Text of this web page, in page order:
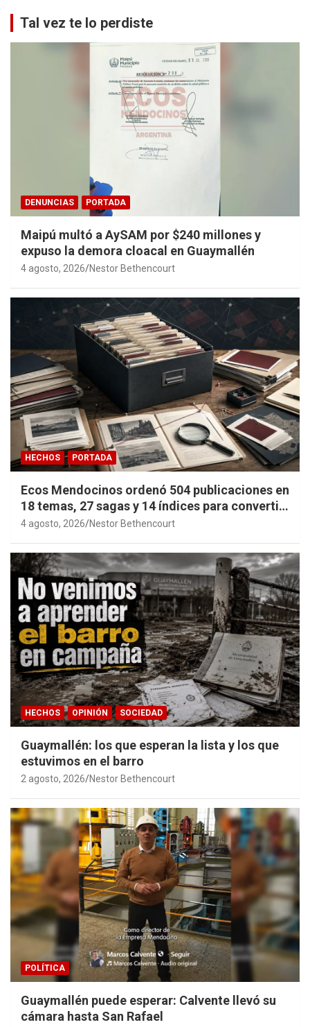
Tal vez te lo perdiste
DENUNCIAS PORTADA
Maipú multó a AySAM por $240 millones y
expuso la demora cloacal en Guaymallén
4 agosto, 2026 Nestor Bethencourt
HECHOS PORTADA
Ecos Mendocinos ordenó 504 publicaciones en
18 temas, 27 sagas y 14 índices para convertir
años de investigación en memoria pública
4 agosto, 2026 Nestor Bethencourt
HECHOS OPINIÓN SOCIEDAD
Guaymallén: los que esperan la lista y los que
estuvimos en el barro
2 agosto, 2026 Nestor Bethencourt
POLÍTICA
Guaymallén puede esperar: Calvente llevó su
cámara hasta San Rafael